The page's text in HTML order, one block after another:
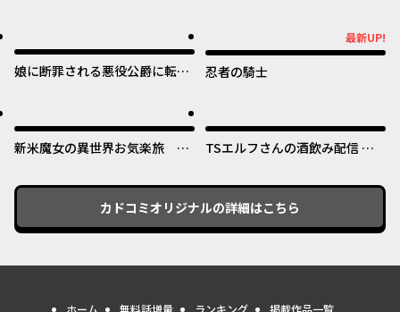
娘に断罪される悪役公爵に転生
嬢』化する件～
最新UP!
オリジナル
忍者の騎士
新米魔女の異世界お気楽旅 ～
畜は魔女の弟子を名乗り第二の
人生を謳歌する～
TSエルフさんの酒飲み配信 ～
じゃないからな!?～
カドコミオリジナルの詳細はこちら
ホーム 無料話増量 ランキング 掲載作品一覧